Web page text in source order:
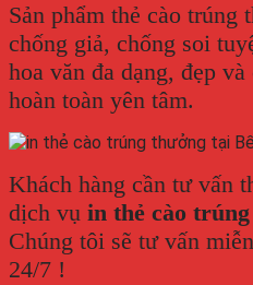
Sản phẩm thẻ cào trúng
chống giả, chống soi
hoa văn đa dạng, đẹp
hoàn toàn yên tâm.
Khách hàng cần tư vấn
dịch vụ in thẻ cào
Chúng tôi sẽ tư vấn
24/7 !